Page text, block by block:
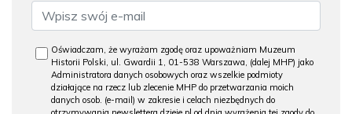
Oświadczam, że wyrażam zgodę oraz upoważniam Muzeum
Historii Polski, ul. Gwardii 1, 01-538 Warszawa, (dalej MHP) jako
Administratora danych osobowych oraz wszelkie podmioty
działające na rzecz lub zlecenie MHP do przetwarzania moich
danych osob. (e-mail) w zakresie i celach niezbędnych do